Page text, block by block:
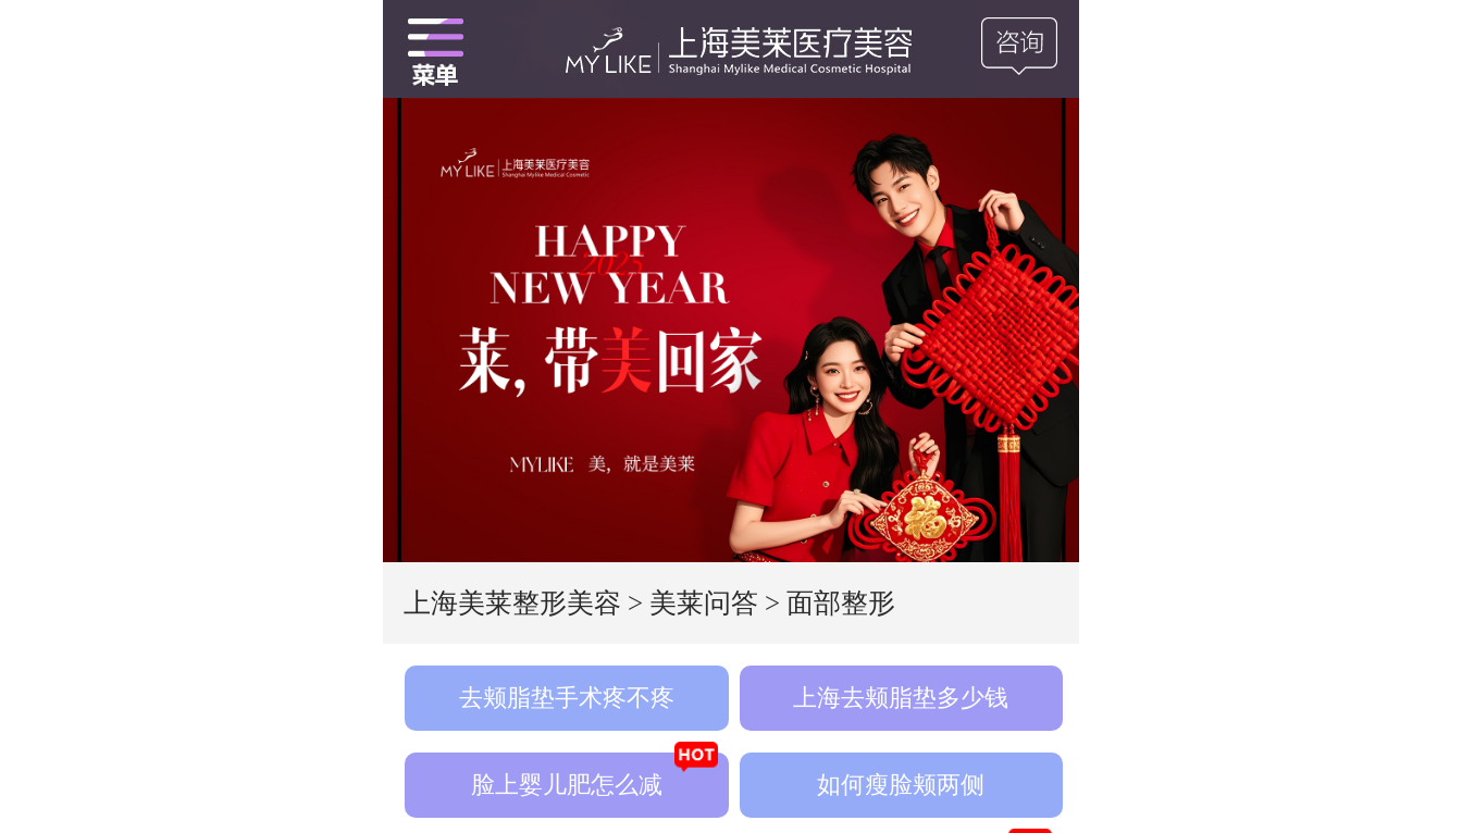
上海美莱整形美容 > 美莱问答 >面部整形
去颊脂垫手术疼不疼 上海去颊脂垫多少钱
脸上婴儿肥怎么减 如何瘦脸颊两侧